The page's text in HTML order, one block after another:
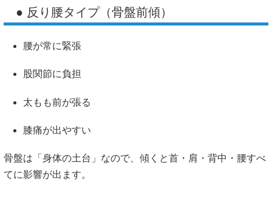
● 反り腰タイプ（骨盤前傾）
腰が常に緊張
股関節に負担
太もも前が張る
膝痛が出やすい
骨盤は「身体の土台」なので、傾くと首・肩・背中・腰すべ
てに影響が出ます。